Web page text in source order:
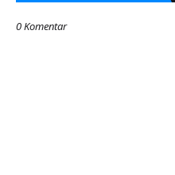
0 Komentar